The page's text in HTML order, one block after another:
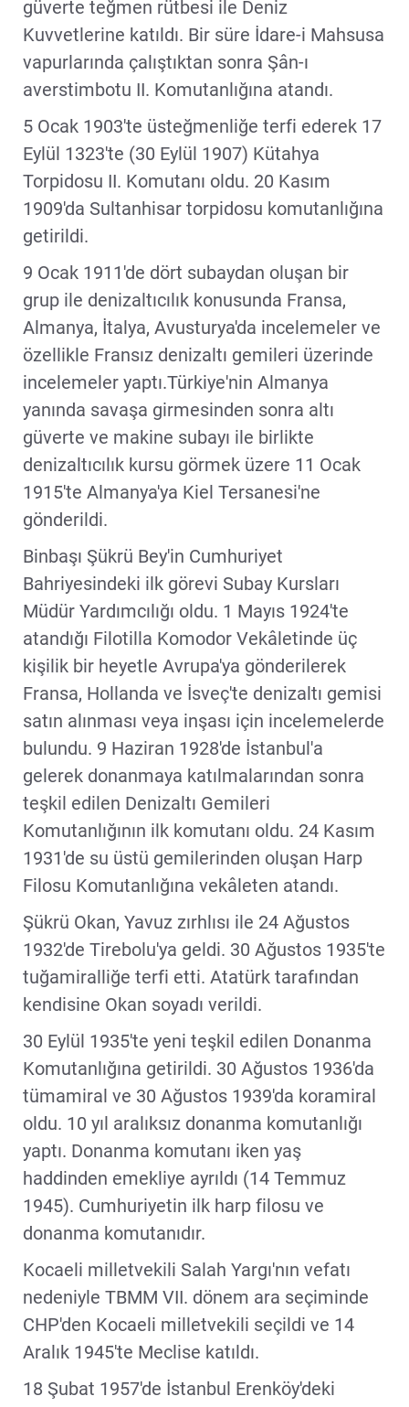
güverte teğmen rütbesi ile Deniz
Kuvvetlerine katıldı. Bir süre İdare-i Mahsusa
vapurlarında çalıştıktan sonra Şân-ı
averstimbotu II. Komutanlığına atandı.
5 Ocak 1903'te üsteğmenliğe terfi ederek 17
Eylül 1323'te (30 Eylül 1907) Kütahya
Torpidosu II. Komutanı oldu. 20 Kasım
1909'da Sultanhisar torpidosu komutanlığına
getirildi.
9 Ocak 1911'de dört subaydan oluşan bir
grup ile denizaltıcılık konusunda Fransa,
Almanya, İtalya, Avusturya'da incelemeler ve
özellikle Fransız denizaltı gemileri üzerinde
incelemeler yaptı.Türkiye'nin Almanya
yanında savaşa girmesinden sonra altı
güverte ve makine subayı ile birlikte
denizaltıcılık kursu görmek üzere 11 Ocak
1915'te Almanya'ya Kiel Tersanesi'ne
gönderildi.
Binbaşı Şükrü Bey'in Cumhuriyet
Bahriyesindeki ilk görevi Subay Kursları
Müdür Yardımcılığı oldu. 1 Mayıs 1924'te
atandığı Filotilla Komodor Vekâletinde üç
kişilik bir heyetle Avrupa'ya gönderilerek
Fransa, Hollanda ve İsveç'te denizaltı gemisi
satın alınması veya inşası için incelemelerde
bulundu. 9 Haziran 1928'de İstanbul'a
gelerek donanmaya katılmalarından sonra
teşkil edilen Denizaltı Gemileri
Komutanlığının ilk komutanı oldu. 24 Kasım
1931'de su üstü gemilerinden oluşan Harp
Filosu Komutanlığına vekâleten atandı.
Şükrü Okan, Yavuz zırhlısı ile 24 Ağustos
1932'de Tirebolu'ya geldi. 30 Ağustos 1935'te
tuğamiralliğe terfi etti. Atatürk tarafından
kendisine Okan soyadı verildi.
30 Eylül 1935'te yeni teşkil edilen Donanma
Komutanlığına getirildi. 30 Ağustos 1936'da
tümamiral ve 30 Ağustos 1939'da koramiral
oldu. 10 yıl aralıksız donanma komutanlığı
yaptı. Donanma komutanı iken yaş
haddinden emekliye ayrıldı (14 Temmuz
1945). Cumhuriyetin ilk harp filosu ve
donanma komutanıdır.
Kocaeli milletvekili Salah Yargı'nın vefatı
nedeniyle TBMM VII. dönem ara seçiminde
CHP'den Kocaeli milletvekili seçildi ve 14
Aralık 1945'te Meclise katıldı.
18 Şubat 1957'de İstanbul Erenköy'deki